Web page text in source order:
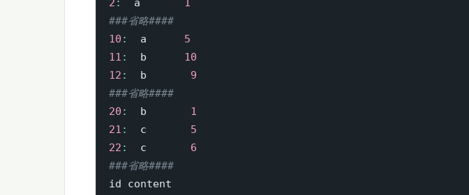
2 :
  a
1
###省略####
10 :
  a
5
11 :
  b
10
12 :
  b
9
###省略####
20 :
  b
1
21 :
  c
5
22 :
  c
6
###省略####